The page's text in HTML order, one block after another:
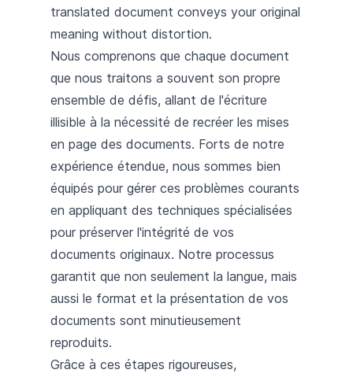
translated document conveys your original
meaning without distortion.
Nous comprenons que chaque document
que nous traitons a souvent son propre
ensemble de défis, allant de l'écriture
illisible à la nécessité de recréer les mises
en page des documents. Forts de notre
expérience étendue, nous sommes bien
équipés pour gérer ces problèmes courants
en appliquant des techniques spécialisées
pour préserver l'intégrité de vos
documents originaux. Notre processus
garantit que non seulement la langue, mais
aussi le format et la présentation de vos
documents sont minutieusement
reproduits.
Grâce à ces étapes rigoureuses,